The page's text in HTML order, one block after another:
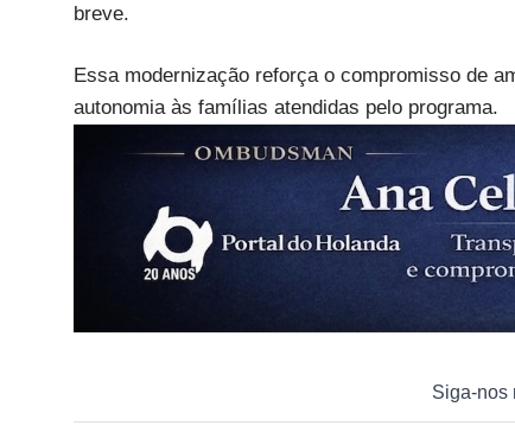
breve.
Essa modernização reforça o compromisso de
autonomia às famílias atendidas pelo programa.
Siga-nos